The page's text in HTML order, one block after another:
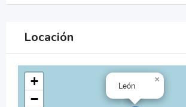
Locación
León
×
+
−